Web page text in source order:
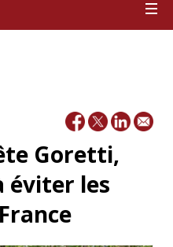
Goretti,
éviter les